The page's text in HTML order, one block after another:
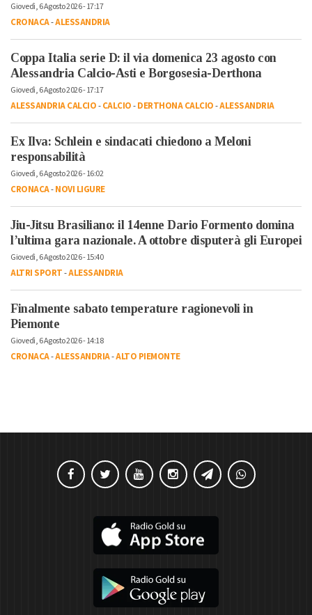
Giovedì, 6 Agosto 2026 - 17:17
CRONACA-ALESSANDRIA
Coppa Italia serie D: il via domenica 23 agosto con
Alessandria Calcio-Asti e Borgosesia-Derthona
Giovedì, 6 Agosto 2026 - 17:17
ALESSANDRIA CALCIO-CALCIO-DERTHONA CALCIO-ALESSANDRIA
Ex Ilva: Schlein e sindacati chiedono a Meloni
responsabilità
Giovedì, 6 Agosto 2026 - 16:02
CRONACA-NOVI LIGURE
Jiu-Jitsu Brasiliano: il 14enne Dario Formento domina
l’ultima gara nazionale. A ottobre disputerà gli Europei
Giovedì, 6 Agosto 2026 - 15:40
ALTRI SPORT-ALESSANDRIA
Finalmente sabato temperature ragionevoli in
Piemonte
Giovedì, 6 Agosto 2026 - 14:18
CRONACA-ALESSANDRIA-ALTO PIEMONTE